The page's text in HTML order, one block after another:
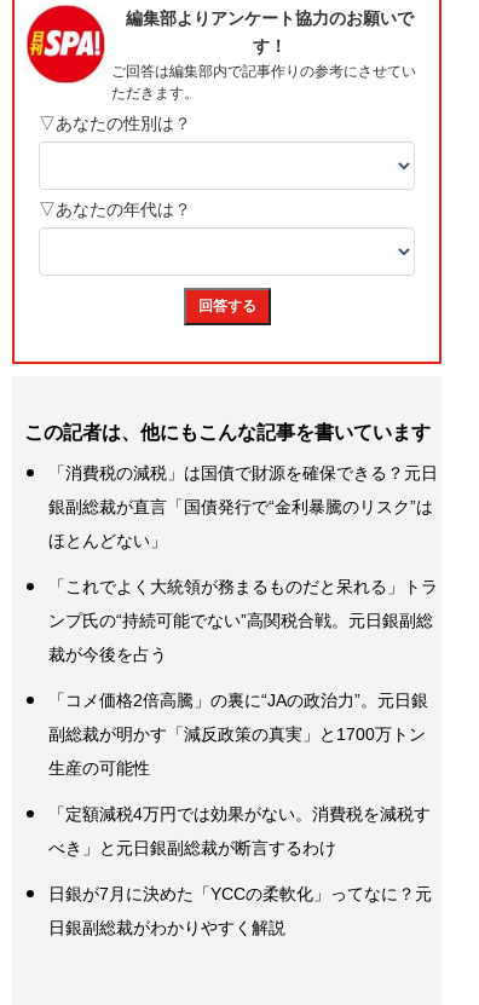
この記者は、他にもこんな記事を書いています
「消費税の減税」は国債で財源を確保できる？元日
銀副総裁が直言「国債発行で“金利暴騰のリスク”は
ほとんどない」
「これでよく大統領が務まるものだと呆れる」トラ
ンプ氏の“持続可能でない”高関税合戦。元日銀副総
裁が今後を占う
「コメ価格2倍高騰」の裏に“JAの政治力”。元日銀
副総裁が明かす「減反政策の真実」と1700万トン
生産の可能性
「定額減税4万円では効果がない。消費税を減税す
べき」と元日銀副総裁が断言するわけ
日銀が7月に決めた「YCCの柔軟化」ってなに？元
日銀副総裁がわかりやすく解説